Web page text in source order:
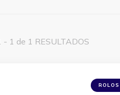
- 1 de 1 RESULTADOS